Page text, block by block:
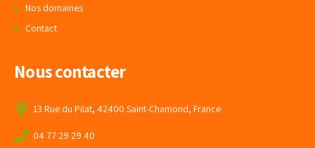
Nos domaines
Contact
Nous contacter
13 Rue du Pilat, 42400 Saint-Chamond, France
04 77 29 29 40